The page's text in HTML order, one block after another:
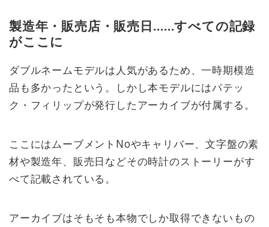
製造年・販売店・販売日……すべての記録
がここに
ダブルネームモデルは人気があるため、一時期模造
品も多かったという。しかし本モデルにはパテッ
ク・フィリップが発行したアーカイブが付属する。
ここにはムーブメントNoやキャリバー、文字盤の素
材や製造年、販売日などその時計のストーリーがす
べて記載されている。
アーカイブはそもそも本物でしか取得できないもの